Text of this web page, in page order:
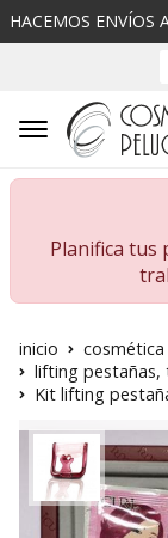
HACEMOS ENVÍOS
Planifica tus
inicio
cosmética
lifting pestañas,